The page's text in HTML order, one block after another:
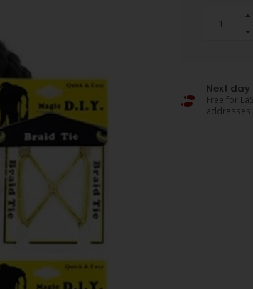
Next
Free for
addresses